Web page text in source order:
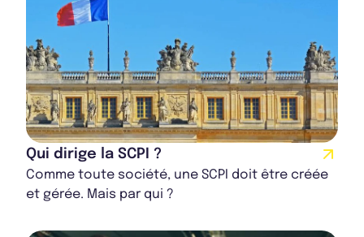
Qui dirige la SCPI ?
Comme toute société, une SCPI doit être créée
et gérée. Mais par qui ?